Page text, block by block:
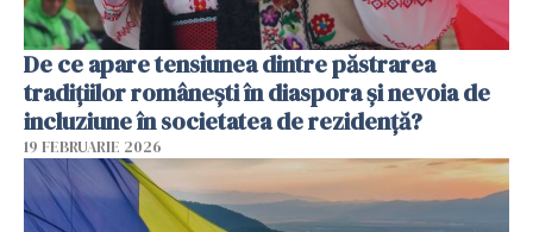
De ce apare tensiunea dintre păstrarea
tradițiilor românești în diaspora și nevoia de
incluziune în societatea de rezidență?
19 FEBRUARIE 2026